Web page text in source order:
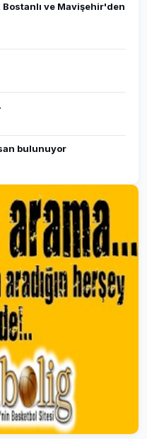
Bostanlı ve Mavişehir'den
bulunuyor